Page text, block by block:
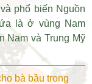
phổ biến Nguồn
là ở vùng Nam
Nam và Trung Mỹ
bà bầu trong